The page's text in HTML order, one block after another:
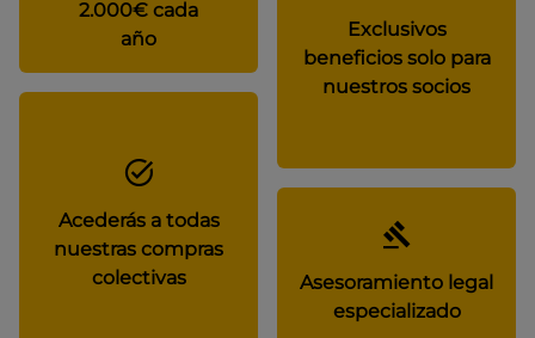
2.000€ cada
año
Exclusivos
beneficios solo para
nuestros socios
Acederás a todas
nuestras compras
colectivas
Asesoramiento legal
especializado